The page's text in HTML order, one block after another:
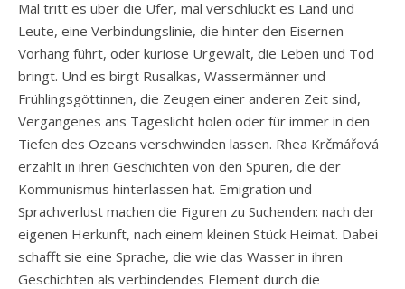
Mal tritt es über die Ufer, mal verschluckt es Land und
Leute, eine Verbindungslinie, die hinter den Eisernen
Vorhang führt, oder kuriose Urgewalt, die Leben und Tod
bringt. Und es birgt Rusalkas, Wassermänner und
Frühlingsgöttinnen, die Zeugen einer anderen Zeit sind,
Vergangenes ans Tageslicht holen oder für immer in den
Tiefen des Ozeans verschwinden lassen. Rhea Krčmářová
erzählt in ihren Geschichten von den Spuren, die der
Kommunismus hinterlassen hat. Emigration und
Sprachverlust machen die Figuren zu Suchenden: nach der
eigenen Herkunft, nach einem kleinen Stück Heimat. Dabei
schafft sie eine Sprache, die wie das Wasser in ihren
Geschichten als verbindendes Element durch die